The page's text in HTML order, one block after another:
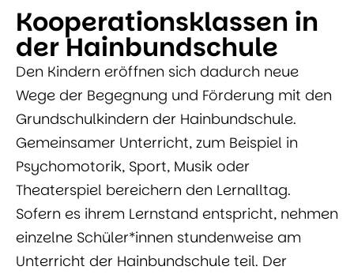
Kooperationsklassen in
der Hainbundschule
Den Kindern eröffnen sich dadurch neue
Wege der Begegnung und Förderung mit den
Grundschulkindern der Hainbundschule.
Gemeinsamer Unterricht, zum Beispiel in
Psychomotorik, Sport, Musik oder
Theaterspiel bereichern den Lernalltag.
Sofern es ihrem Lernstand entspricht, nehmen
einzelne Schüler*innen stundenweise am
Unterricht der Hainbundschule teil. Der